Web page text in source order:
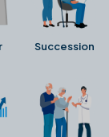
Succession